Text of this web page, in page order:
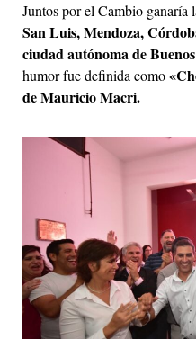
Juntos por el Cambio ganaría
San Luis, Mendoza,
ciudad autónoma de
humor fue definida como
de Mauricio Macri.